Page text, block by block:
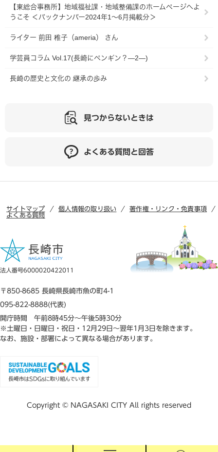
【東総合事務所】地域福祉課・地域整備課のホームページへよ
うこそ ＜バックナンバー2024年1～6月掲載分＞
ライター 前田 稚子（ameria） さん
学芸員コラム Vol.17(長崎にペンギン？―2―)
長崎の歴史と文化の 継承の歩み
見つからないときは
よくある質問と回答
サイトマップ 個人情報の取り扱い
著作権・リンク・免責事項
よくある質問
法人番号6000020422011
〒850-8685 長崎県長崎市魚の町4-1
095-822-8888(代表)
開庁時間 午前8時45分～午後5時30分
※土曜日・日曜日・祝日・12月29日～翌年1月3日を除きます。
なお、施設・部署によって異なる場合があります。
Copyright © NAGASAKI CITY All rights reserved